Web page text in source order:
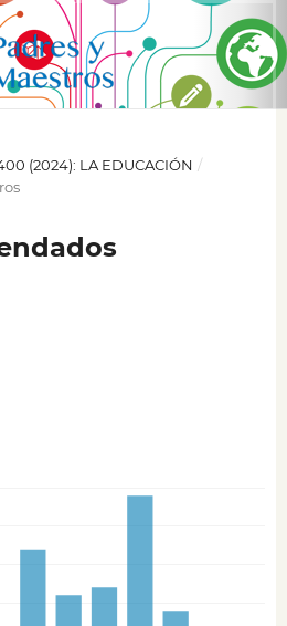
(2024): LA EDUCACIÓN /